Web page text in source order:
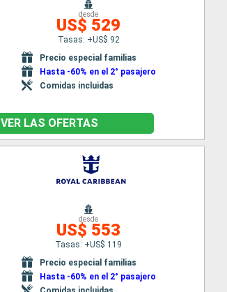
desde
US$ 529
Tasas: +US$ 92
Precio especial familias
Hasta -60% en el 2° pasajero
Comidas incluidas
VER LAS OFERTAS
desde
US$ 553
Tasas: +US$ 119
Precio especial familias
Hasta -60% en el 2° pasajero